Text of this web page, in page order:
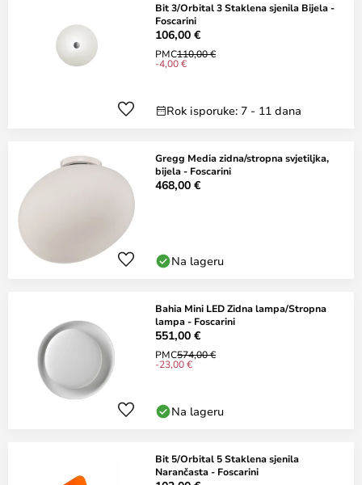
Bit 3/Orbital 3 Staklena sjenila Bijela -
Foscarini
106,00 €
PMC110,00 €
-4,00 €
Rok isporuke: 7 - 11 dana
Gregg Media zidna/stropna svjetiljka,
bijela - Foscarini
468,00 €
Na lageru
Bahia Mini LED Zidna lampa/Stropna
lampa - Foscarini
551,00 €
PMC574,00 €
-23,00 €
Na lageru
Bit 5/Orbital 5 Staklena sjenila
Narančasta - Foscarini